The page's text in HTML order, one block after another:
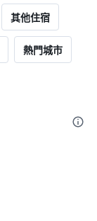
其他住宿
熱門城市